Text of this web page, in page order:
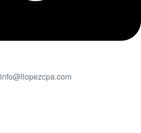
info@llopezcpa.com